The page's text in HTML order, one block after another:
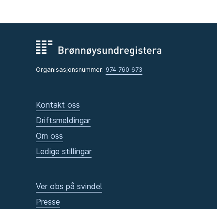
Organisasjonsnummer: 974 760 673
Kontakt oss
Driftsmeldingar
Om oss
Ledige stillingar
Ver obs på svindel
Presse